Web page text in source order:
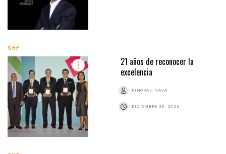
SHF
21 años de reconocer la
excelencia
DINORAH NAVA
DICIEMBRE 29, 2022